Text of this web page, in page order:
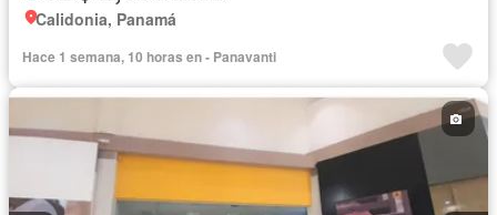
Calidonia, Panamá
Hace 1 semana, 10 horas en - Panavanti